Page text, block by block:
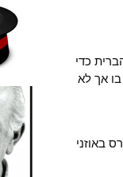
כדי
אך לא
באוזני